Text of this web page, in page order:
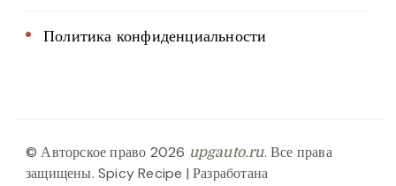
Политика конфиденциальности
© Авторское право 2026 upgauto.ru. Все права
защищены. Spicy Recipe | Разработана